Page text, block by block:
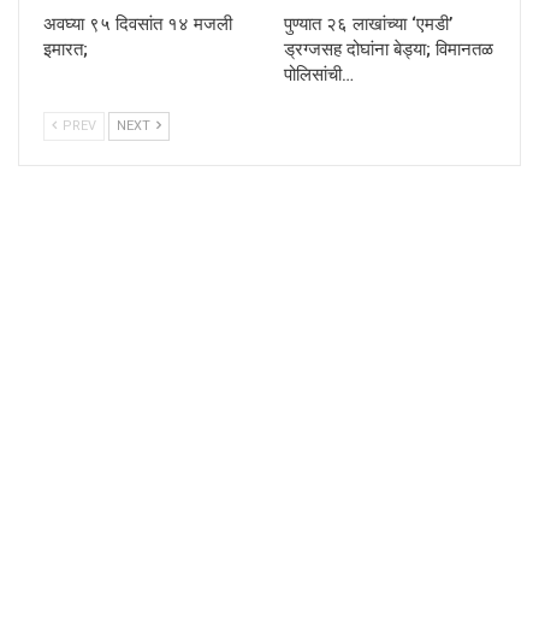
अवघ्या ९५ दिवसांत १४ मजली
इमारत;
पुण्यात २६ लाखांच्या ‘एमडी’
ड्रग्जसह दोघांना बेड्या; विमानतळ
पोलिसांची…
PREV NEXT